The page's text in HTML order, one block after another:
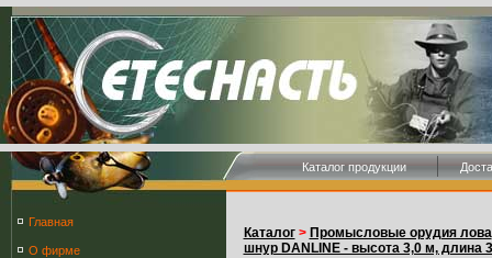
Каталог продукции
Главная
О фирме
Каталог> Промысловые орудия лова
шнур DANLINE - высота 3,0 м, длина